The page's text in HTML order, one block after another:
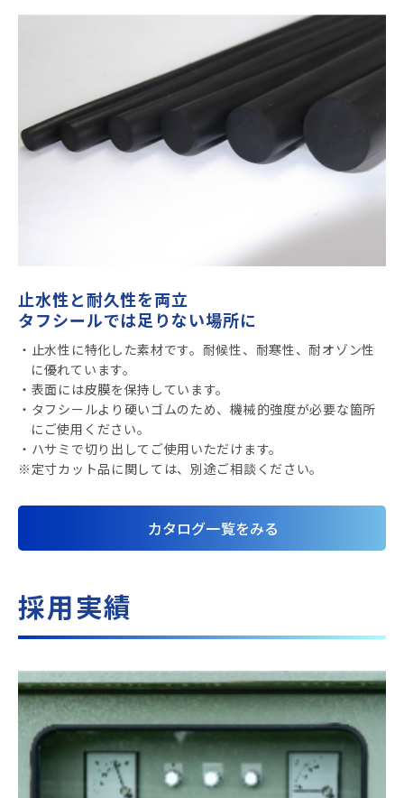
止水性と耐久性を両立
タフシールでは足りない場所に
・止水性に特化した素材です。耐候性、耐寒性、耐オゾン性
に優れています。
・表面には皮膜を保持しています。
・タフシールより硬いゴムのため、機械的強度が必要な箇所
にご使用ください。
・ハサミで切り出してご使用いただけます。
※定寸カット品に関しては、別途ご相談ください。
カタログ一覧をみる
採用実績